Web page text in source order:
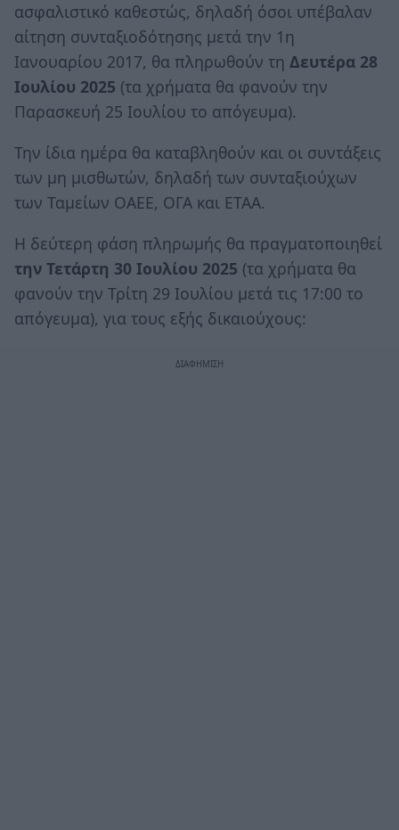
ασφαλιστικό καθεστώς, δηλαδή όσοι υπέβαλαν
αίτηση συνταξιοδότησης μετά την 1η
Ιανουαρίου 2017, θα πληρωθούν τη Δευτέρα 28
Ιουλίου 2025 (τα χρήματα θα φανούν την
Παρασκευή 25 Ιουλίου το απόγευμα).
Την ίδια ημέρα θα καταβληθούν και οι συντάξεις
των μη μισθωτών, δηλαδή των συνταξιούχων
των Ταμείων ΟΑΕΕ, ΟΓΑ και ΕΤΑΑ.
Η δεύτερη φάση πληρωμής θα πραγματοποιηθεί
την Τετάρτη 30 Ιουλίου 2025 (τα χρήματα θα
φανούν την Τρίτη 29 Ιουλίου μετά τις 17:00 το
απόγευμα), για τους εξής δικαιούχους: